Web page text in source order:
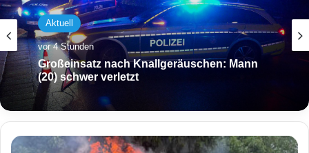
Aktuell
vor 4 Stunden
Großeinsatz nach Knallgeräuschen: Mann
(20) schwer verletzt
N